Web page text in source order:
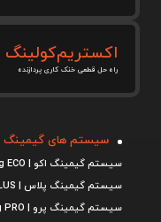
اکستریم‌کولینگ
راه حل قطعی خنک کاری پردازنده
سیستم های گیمینگ
سیستم گیمینگ اکو | Gaming ECO
سیستم گیمینگ پلاس | Gaming PLUS
سیستم گیمینگ پرو | Gaming PRO